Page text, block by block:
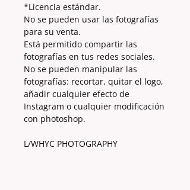
*Licencia estándar.
No se pueden usar las fotografías
para su venta.
Está permitido compartir las
fotografías en tus redes sociales.
No se pueden manipular las
fotografías: recortar, quitar el logo,
añadir cualquier efecto de
Instagram o cualquier modificación
con photoshop.
L/WHYC PHOTOGRAPHY